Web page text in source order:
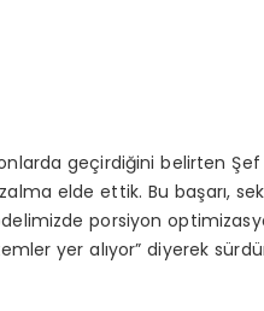
geçirdiğini belirten Şef
elde ettik. Bu başarı,
porsiyon
yer alıyor” diyerek